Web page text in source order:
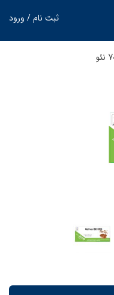
ثبت نام / ورود